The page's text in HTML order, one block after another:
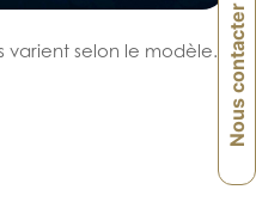
varient selon le modèle. Nous contacter